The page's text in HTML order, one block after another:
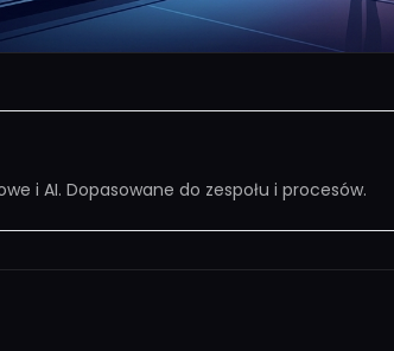
i AI. Dopasowane do zespołu i procesów.